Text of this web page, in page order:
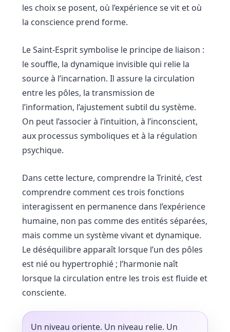
les choix se posent, où l’expérience se vit et où
la conscience prend forme.
Le Saint-Esprit symbolise le principe de liaison :
le souffle, la dynamique invisible qui relie la
source à l’incarnation. Il assure la circulation
entre les pôles, la transmission de
l’information, l’ajustement subtil du système.
On peut l’associer à l’intuition, à l’inconscient,
aux processus symboliques et à la régulation
psychique.
Dans cette lecture, comprendre la Trinité, c’est
comprendre comment ces trois fonctions
interagissent en permanence dans l’expérience
humaine, non pas comme des entités séparées,
mais comme un système vivant et dynamique.
Le déséquilibre apparaît lorsque l’un des pôles
est nié ou hypertrophié ; l’harmonie naît
lorsque la circulation entre les trois est fluide et
consciente.
Un niveau oriente. Un niveau relie. Un